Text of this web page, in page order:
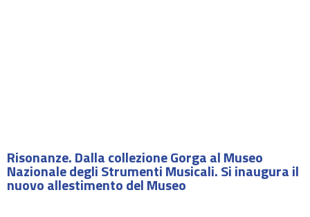
Risonanze. Dalla collezione Gorga al Museo
Nazionale degli Strumenti Musicali. Si inaugura il
nuovo allestimento del Museo